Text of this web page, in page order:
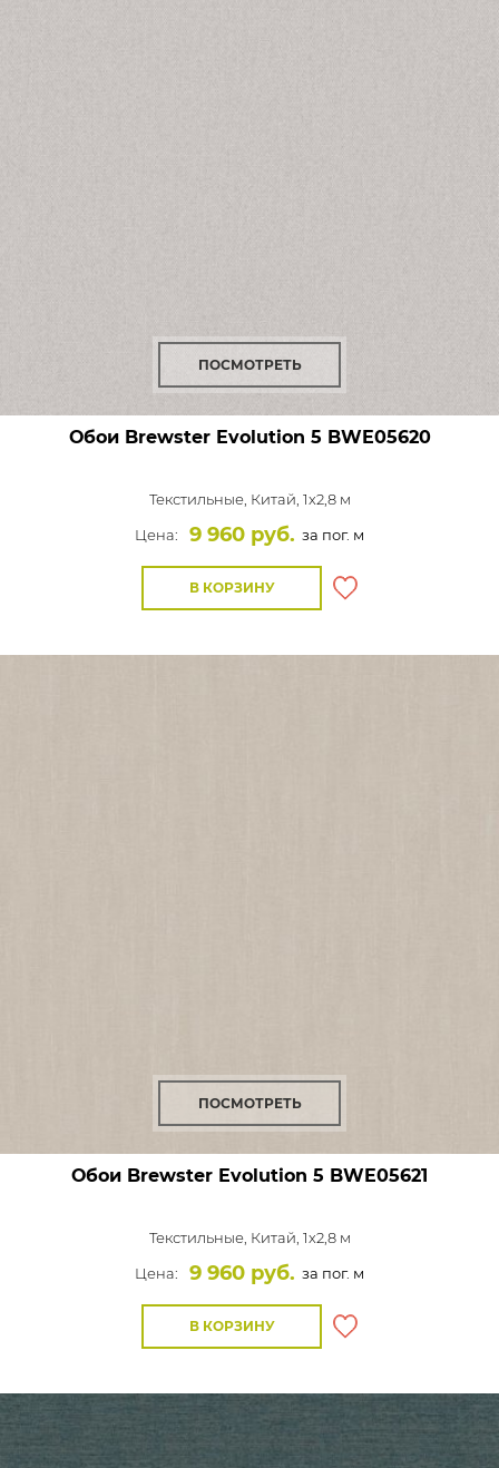
ПОСМОТРЕТЬ
Обои Brewster Evolution 5 BWE05620
Текстильные, Китай, 1x2,8 м
Цена:
9 960 руб. за пог. м
В КОРЗИНУ
ПОСМОТРЕТЬ
Обои Brewster Evolution 5 BWE05621
Текстильные, Китай, 1x2,8 м
Цена:
9 960 руб. за пог. м
В КОРЗИНУ